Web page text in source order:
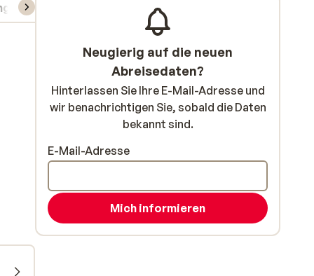
Skipass/Kurse/Material
Neugierig auf die neuen
Abreisedaten?
Hinterlassen Sie Ihre E-Mail-Adresse und
wir benachrichtigen Sie, sobald die Daten
bekannt sind.
E-Mail-Adresse
Mich informieren